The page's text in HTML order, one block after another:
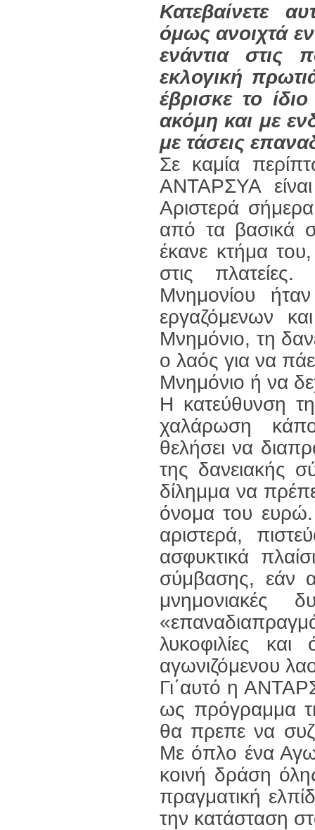
Κατεβαίνετε
όμως ανοιχτά
ενάντια στις
εκλογική
έβρισκε το
ακόμη και με
με τάσεις
Σε καμία
ΑΝΤΑΡΣΥΑ
Αριστερά
από τα βασικά
έκανε κτήμα
στις
Μνημονίου
εργαζόμενων
Μνημόνιο, τη
ο λαός για να
Μνημόνιο ή να
Η κατεύθυνση
χαλάρωση
θελήσει να
της δανειακής
δίλημμα να
όνομα του
αριστερά,
ασφυκτικά
σύμβασης, εάν
μνημονιακές
λυκοφιλίες
αγωνιζόμενου
Γι΄αυτό η
ως πρόγραμμα
θα πρεπε να
Με όπλο ένα
κοινή δράση
πραγματική
την κατάσταση